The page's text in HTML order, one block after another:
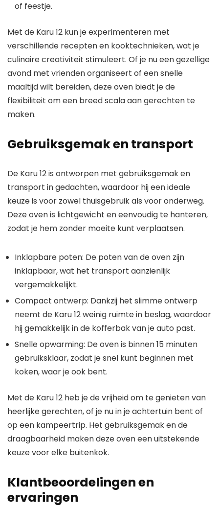
of feestje.
Met de Karu 12 kun je experimenteren met
verschillende recepten en kooktechnieken, wat je
culinaire creativiteit stimuleert. Of je nu een gezellige
avond met vrienden organiseert of een snelle
maaltijd wilt bereiden, deze oven biedt je de
flexibiliteit om een breed scala aan gerechten te
maken.
Gebruiksgemak en transport
De Karu 12 is ontworpen met gebruiksgemak en
transport in gedachten, waardoor hij een ideale
keuze is voor zowel thuisgebruik als voor onderweg.
Deze oven is lichtgewicht en eenvoudig te hanteren,
zodat je hem zonder moeite kunt verplaatsen.
Inklapbare poten: De poten van de oven zijn
inklapbaar, wat het transport aanzienlijk
vergemakkelijkt.
Compact ontwerp: Dankzij het slimme ontwerp
neemt de Karu 12 weinig ruimte in beslag, waardoor
hij gemakkelijk in de kofferbak van je auto past.
Snelle opwarming: De oven is binnen 15 minuten
gebruiksklaar, zodat je snel kunt beginnen met
koken, waar je ook bent.
Met de Karu 12 heb je de vrijheid om te genieten van
heerlijke gerechten, of je nu in je achtertuin bent of
op een kampeertrip. Het gebruiksgemak en de
draagbaarheid maken deze oven een uitstekende
keuze voor elke buitenkok.
Klantbeoordelingen en
ervaringen